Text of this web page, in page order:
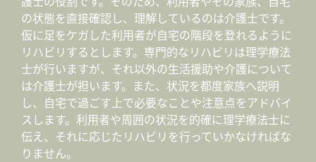
の状態を直接確認し、理解しているのは介護士です。
仮に足をケガした利用者が自宅の階段を登れるように
リハビリするとします。専門的なリハビリは理学療法
士が行いますが、それ以外の生活援助や介護について
は介護士が担います。また、状況を都度家族へ説明
し、自宅で過ごす上で必要なことや注意点をアドバイ
スします。利用者や周囲の状況を的確に理学療法士に
伝え、それに応じたリハビリを行っていかなければな
りません。